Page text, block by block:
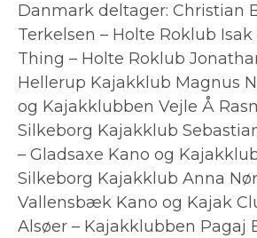
Danmark deltager: Christian
Terkelsen – Holte Roklub
Thing – Holte Roklub
Hellerup Kajakklub Magnus
og Kajakklubben Vejle Å
Silkeborg Kajakklub
– Gladsaxe Kano og
Silkeborg Kajakklub Anna
Vallensbæk Kano og Kajak
Alsøer – Kajakklubben Pagaj